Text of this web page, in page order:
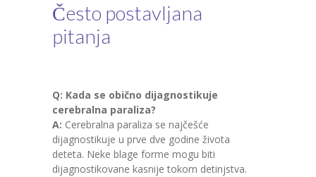
Često postavljana
pitanja
Q: Kada se obično dijagnostikuje
cerebralna paraliza?
A: Cerebralna paraliza se najčešće
dijagnostikuje u prve dve godine života
deteta. Neke blage forme mogu biti
dijagnostikovane kasnije tokom detinjstva.